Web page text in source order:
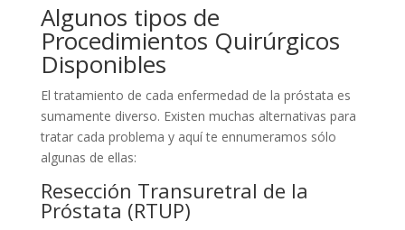
Algunos tipos de
Procedimientos Quirúrgicos
Disponibles
El tratamiento de cada enfermedad de la próstata es
sumamente diverso. Existen muchas alternativas para
tratar cada problema y aquí te ennumeramos sólo
algunas de ellas:
Resección Transuretral de la
Próstata (RTUP)